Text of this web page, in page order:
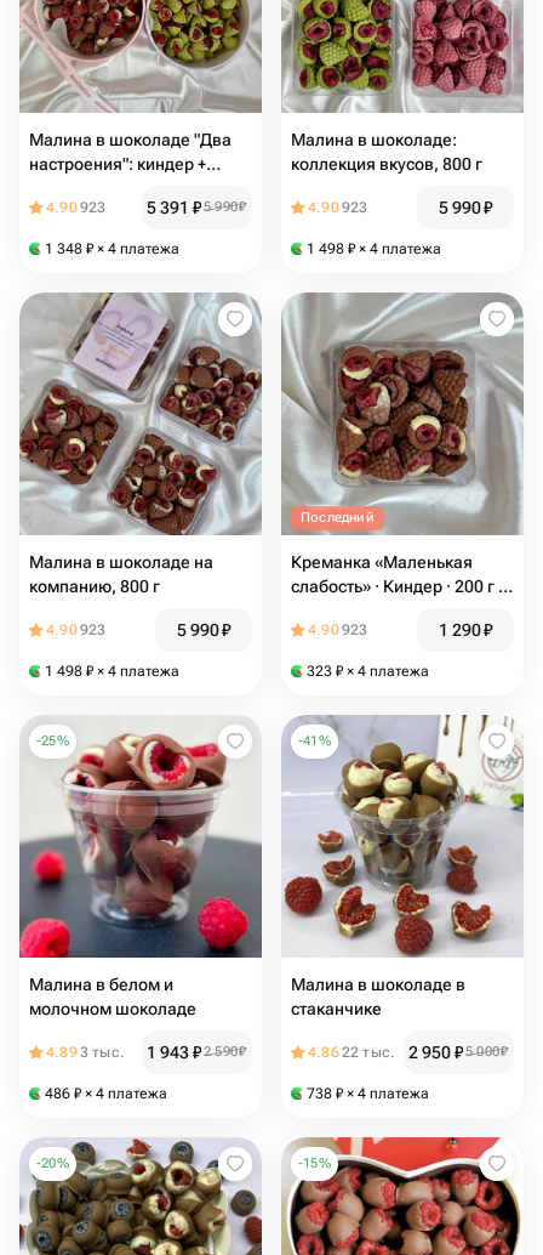
Малина в шоколаде "Два
настроения": киндер +
4.90923 5 391 ₽5 990₽
1 348 ₽ × 4 платежа
Малина в шоколаде:
коллекция вкусов, 800 г
4.90923 5 990₽
1 498 ₽ × 4 платежа
Малина в шоколаде на
компанию, 800 г
4.90923 5 990₽
1 498 ₽ × 4 платежа
Последний
Креманка «Маленькая
слабость» · Киндер · 200 г ·
4.90923 1 290₽
323 ₽ × 4 платежа
-25%
Малина в белом и
молочном шоколаде
4.893 тыс. 1 943₽2 590₽
486 ₽ × 4 платежа
-41 %
Малина в шоколаде в
стаканчике
4.8622 тыс. 2 950₽5 000₽
738 ₽ × 4 платежа
-20% -15%